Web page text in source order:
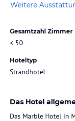
Weitere
Gesamtzahl Zimmer
< 50
Hoteltyp
Strandhotel
Das Hotel
Das Marble Hotel in